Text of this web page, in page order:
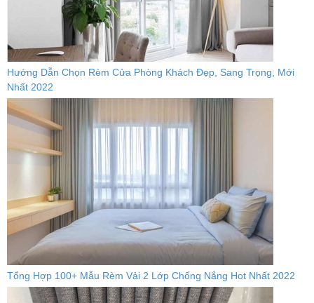
Hướng Dẫn Chọn Rèm Cửa Phòng Khách Đẹp, Sang Trọng, Mới
Nhất 2022
Tổng Hợp 100+ Mẫu Rèm Vải 2 Lớp Chống Nắng Hot Nhất 2022